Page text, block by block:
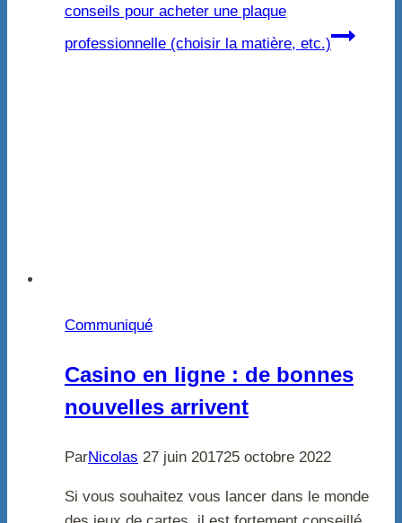
conseils pour acheter une plaque
professionnelle (choisir la matière, etc.)
Communiqué
Casino en ligne : de bonnes
nouvelles arrivent
ParNicolas 27 juin 201725 octobre 2022
Si vous souhaitez vous lancer dans le monde